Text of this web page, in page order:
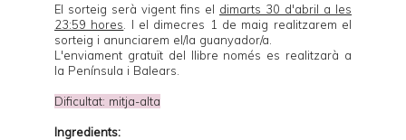
El sorteig serà vigent fins el dimarts 30 d'abril a les
23:59 hores . I el dimecres 1 de maig realitzarem el
sorteig i anunciarem el/la guanyador/a.
L'enviament gratuït del llibre només es realitzarà a
la Península i Balears.
Dificultat: mitja-alta
Ingredients: